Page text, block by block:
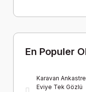
En Populer
Karavan
Eviye Tek Gözlü